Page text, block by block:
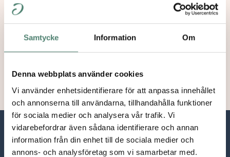
Samtycke Information Om
Denna webbplats använder cookies
Vi använder enhetsidentifierare för att anpassa innehållet
och annonserna till användarna, tillhandahålla funktioner
för sociala medier och analysera vår trafik. Vi
vidarebefordrar även sådana identifierare och annan
information från din enhet till de sociala medier och
annons- och analysföretag som vi samarbetar med.
Development and
International